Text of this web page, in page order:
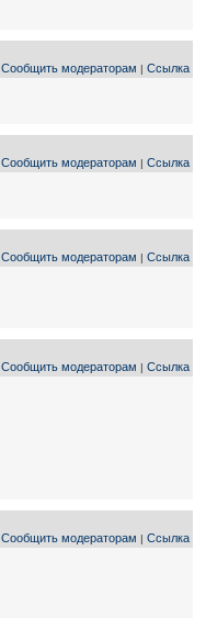
Сообщить модераторам | Ссылка
Сообщить модераторам | Ссылка
Сообщить модераторам | Ссылка
Сообщить модераторам | Ссылка
Сообщить модераторам | Ссылка